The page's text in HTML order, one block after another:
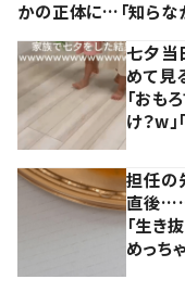
かの正体に…「知らな
七夕当
めて見
「おも
け？w
担任の
直後
「生き
めっち